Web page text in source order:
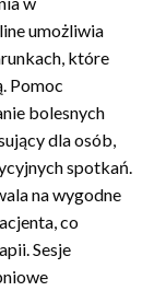
umożliwia
które
Pomoc
bolesnych
dla osób,
spotkań.
na wygodne
co
Sesje